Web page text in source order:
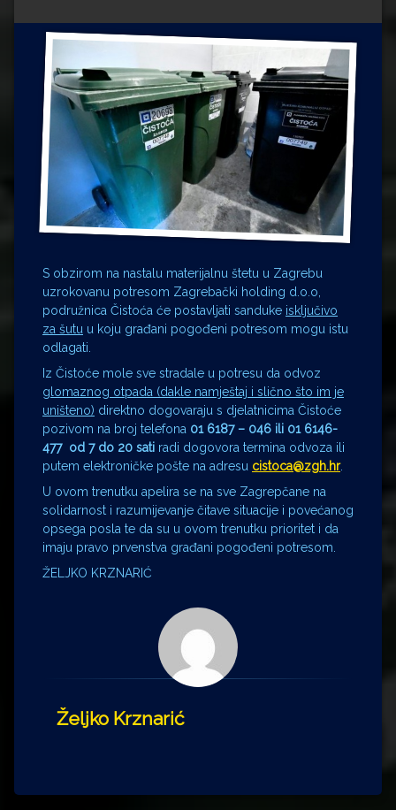
Drugi autori
Drugi autori
Matea Andrić
Ljiljana Lekanić-Kljaić
Željko Krznarić
Mario Lovreković
S obzirom na nastalu materijalnu štetu u Zagrebu
uzrokovanu potresom Zagrebački holding d.o.o,
podružnica Čistoća će postavljati sanduke isključivo
za šutu u koju građani pogođeni potresom mogu istu
odlagati.
Iz Čistoće mole sve stradale u potresu da odvoz
glomaznog otpada (dakle namještaj i slično što im je
uništeno) direktno dogovaraju s djelatnicima Čistoće
pozivom na broj telefona 01 6187 – 046 ili 01 6146-
477 od 7 do 20 sati radi dogovora termina odvoza ili
putem elektroničke pošte na adresu cistoca@zgh.hr.
U ovom trenutku apelira se na sve Zagrepčane na
solidarnost i razumijevanje čitave situacije i povećanog
opsega posla te da su u ovom trenutku prioritet i da
imaju pravo prvenstva građani pogođeni potresom.
ŽELJKO KRZNARIĆ
Željko Krznarić